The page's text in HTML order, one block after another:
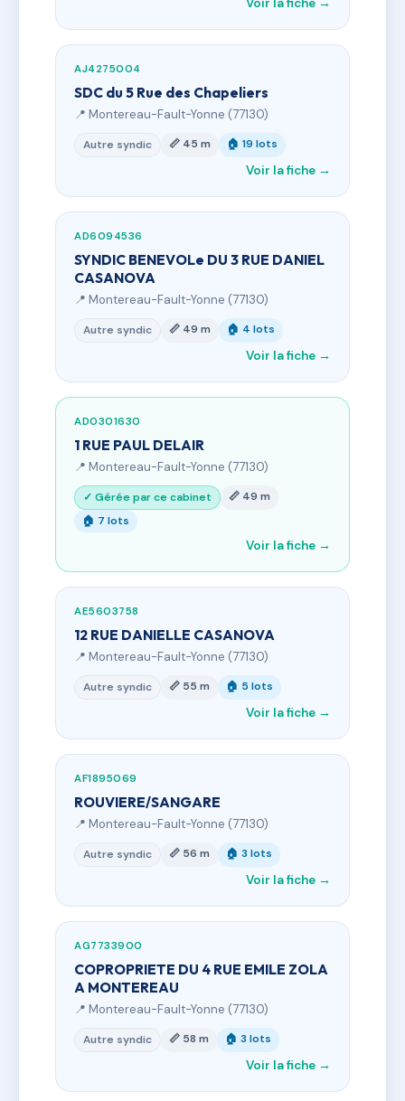
Voir la fiche →
AJ4275004
SDC du 5 Rue des Chapeliers
📍 Montereau-Fault-Yonne (77130)
Autre syndic 📏 45 m 🏠 19 lots
Voir la fiche →
AD6094536
SYNDIC BENEVOLe DU 3 RUE DANIEL
CASANOVA
📍 Montereau-Fault-Yonne (77130)
Autre syndic 📏 49 m 🏠 4 lots
Voir la fiche →
AD0301630
1 RUE PAUL DELAIR
📍 Montereau-Fault-Yonne (77130)
✓ Gérée par ce cabinet
📏 49 m
🏠 7 lots
Voir la fiche →
AE5603758
12 RUE DANIELLE CASANOVA
📍 Montereau-Fault-Yonne (77130)
Autre syndic 📏 55 m 🏠 5 lots
Voir la fiche →
AF1895069
ROUVIERE/SANGARE
📍 Montereau-Fault-Yonne (77130)
Autre syndic 📏 56 m 🏠 3 lots
Voir la fiche →
AG7733900
COPROPRIETE DU 4 RUE EMILE ZOLA
A MONTEREAU
📍 Montereau-Fault-Yonne (77130)
Autre syndic 📏 58 m 🏠 3 lots
Voir la fiche →